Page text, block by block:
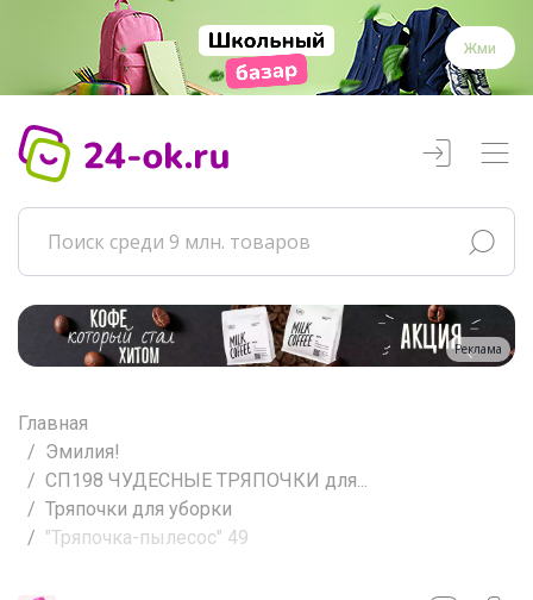
Жми
Реклама
Главная
Эмилия!
СП198 ЧУДЕСНЫЕ ТРЯПОЧКИ для...
Тряпочки для уборки
"Тряпочка-пылесос" 49